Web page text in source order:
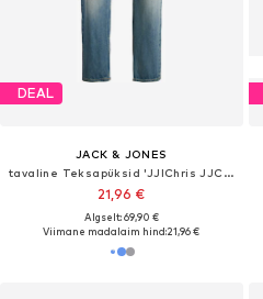
DEAL
JACK & JONES
tavaline Teksapüksid 'JJIChris JJCooper'
21,96 €
Algselt: 69,90 €
Viimane madalaim hind:21,96 €